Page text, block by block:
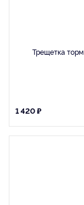
Трещетка
1 420 ₽